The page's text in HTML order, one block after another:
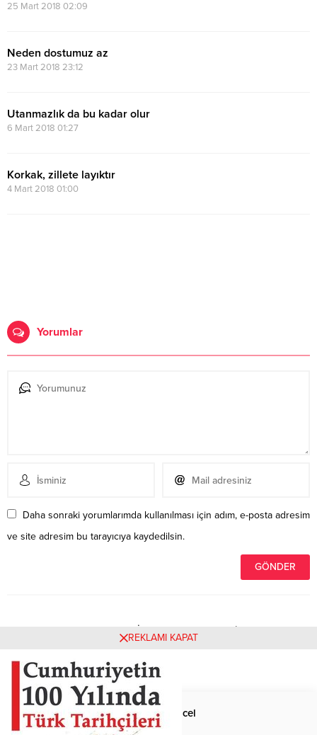
25 Mart 2018 02:09
Neden dostumuz az
23 Mart 2018 23:12
Utanmazlık da bu kadar olur
6 Mart 2018 01:27
Korkak, zillete layıktır
4 Mart 2018 01:00
Yorumlar
Daha sonraki yorumlarımda kullanılması için adım, e-posta adresim
ve site adresim bu tarayıcıya kaydedilsin.
Henüz yorum yapılmamış. İlk yorumu yukarıdaki form
aracılığıyla siz yapabilirsiniz.
Anasayfa Güncel
REKLAMI KAPAT